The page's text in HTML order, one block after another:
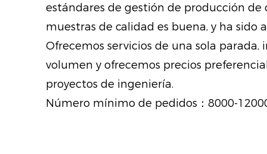
estándares de gestión de producción de
muestras de calidad es buena, y ha
Ofrecemos servicios de una sola
volumen y ofrecemos precios
proyectos de ingeniería.
Número mínimo de pedidos：8000-